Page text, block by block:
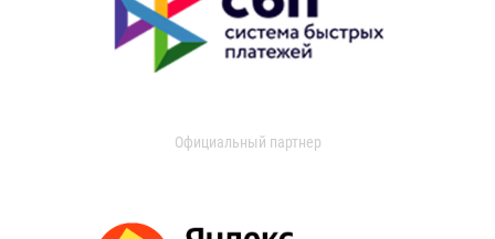
Официальный партнер